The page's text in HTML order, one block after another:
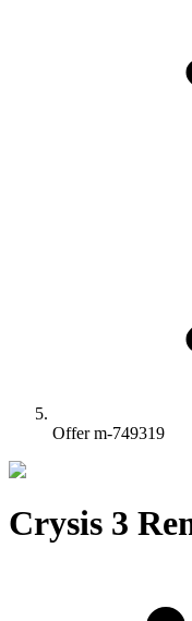
Offer m-749319
Crysis 3